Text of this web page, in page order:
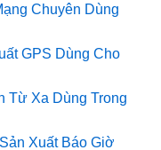
Chuyên Dùng
GPS Dùng Cho
Từ Xa Dùng Trong
Xuất Báo Giờ